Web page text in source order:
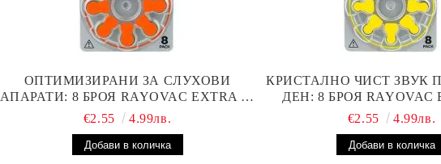
ОПТИМИЗИРАНИ ЗА СЛУХОВИ
АПАРАТИ: 8 БРОЯ RAYOVAC EXTRA 13
БАТЕРИИ С ВИСОКА
€2.55 4.99лв.
КРИСТАЛНО ЧИСТ ЗВУК
ДЕН: 8 БРОЯ RAYOVAC
БАТЕРИИ ЗА СЛУХОВ
€2.55 4.99лв.